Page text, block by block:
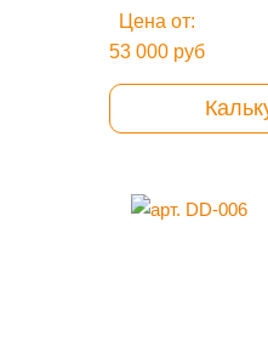
Цена от:
53 000 руб